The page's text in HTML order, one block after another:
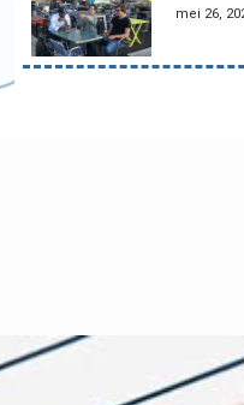
mei 26,